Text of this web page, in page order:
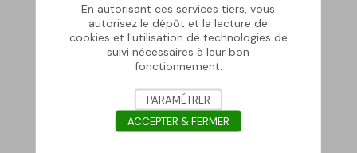
En autorisant ces services tiers, vous
autorisez le dépôt et la lecture de
cookies et l'utilisation de technologies de
suivi nécessaires à leur bon
fonctionnement.
PARAMÉTRER
ACCEPTER & FERMER